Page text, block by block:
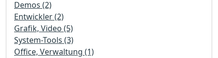
Demos (2)
Entwickler (2)
Grafik, Video (5)
System-Tools (3)
Office, Verwaltung (1)